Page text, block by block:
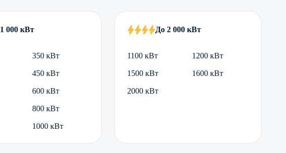
000 кВт
350 кВт
450 кВт
600 кВт
800 кВт
1000 кВт
До 2 000 кВт
1100 кВт 1200 кВт
1500 кВт 1600 кВт
2000 кВт